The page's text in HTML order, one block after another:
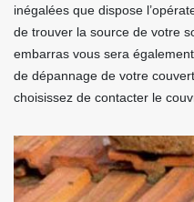
inégalées que dispose
de trouver la source de votre
embarras vous sera
de dépannage de votre
choisissez de contacter le